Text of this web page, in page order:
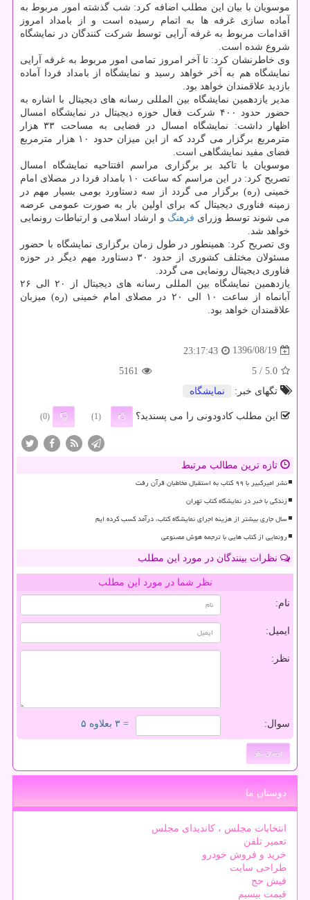
موسویان با بیان این مطلب اضافه كرد: شب گذشته امور مربوط به
آماده سازی غرفه ها به اتمام رسیده است و از بامداد امروز
اقدامات مربوط به غرفه آرایی توسط شركت كنندگان در نمایشگاه
شروع شده است.
وی خاطرنشان كرد: تا آخر امروز تمامی امور مربوط به غرفه آرایی
نمایشگاه هم به آخر خواهد رسید و نمایشگاه از بامداد فردا آماده
بازدید علاقمندان خواهد بود.
مدیر یازدهمین نمایشگاه بین المللی رسانه های دیجیتال با اشاره به
حضور حدود ۴۰۰ شركت فعال حوزه دیجیتال در نمایشگاه امسال
اظهار داشت: نمایشگاه امسال در فضایی به مساحت ۳۳ هزار
مترمربع برگزار می گردد كه از این میزان حدود ۱۰ هزار مترمربع
فضای مفید نمایشگاهی است.
موسویان با تاكید بر برگزاری مراسم افتتاحیه نمایشگاه امسال
تصریح كرد: در این مراسم كه ساعت ۱۰ بامداد فردا در مصلای امام
خمینی (ره) برگزار می گردد از سه دستاورد بومی بسیار مهم در
زمینه فناوری دیجیتال كه برای اولین بار به صورت عمومی عرضه
می شوند توسط وزرای فرهنگ و ارشاد اسلامی و ارتباطات رونمایی
خواهد شد.
وی تصریح كرد: همینطور در طول زمان برگزاری نمایشگاه با حضور
مسئولان مختلف كشوری از حدود ۳۰ دستاورد مهم دیگر در حوزه
فناوری دیجیتال رونمایی می گردد.
یازدهمین نمایشگاه بین المللی رسانه های دیجیتال از ۲۰ الی ۲۶
آبانماه از ساعت ۱۰ الی ۲۰ در مصلای امام خمینی (ره) میزبان
علاقمندان خواهد بود.
1396/08/19
23:17:43
5.0
/ 5
5161
تگهای خبر:
نمایشگاه
این مطلب کادودونی را می پسندید؟ (1)
(0)
تازه ترین مطالب مرتبط
نشر امیرکبیر با ۹۹ کتاب به استقبال مخاطبان قرآن رفت
زندگی با خبر در نمایشگاه کتاب تهران
سال جاری بیشتر از هزینه اجرای نمایشگاه کتاب، درآمد کسب کرده ایم
رونمایی از کتاب هایی با ترجمه هوش مصنوعی
نظرات بینندگان در مورد این مطلب
نظر شما در مورد این مطلب
نام:
ایمیل:
نظر:
سوال: = ۳ بعلاوه ۵
دوستان ما
انتخابات مجلس ، کاندیدای مجلس
تعمیر تلفن
خرید و فروش خودرو
طراحی سایت
فیش حج
قیمت بیسیم